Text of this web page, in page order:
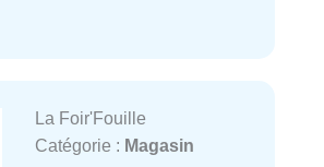
La Foir'Fouille
Catégorie : Magasin